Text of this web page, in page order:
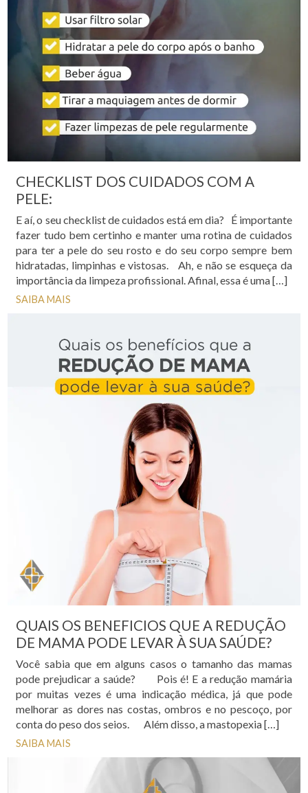
CHECKLIST DOS CUIDADOS COM A
PELE:
E aí, o seu checklist de cuidados está em dia? É importante
fazer tudo bem certinho e manter uma rotina de cuidados
para ter a pele do seu rosto e do seu corpo sempre bem
hidratadas, limpinhas e vistosas. Ah, e não se esqueça da
importância da limpeza profissional. Afinal, essa é uma […]
SAIBA MAIS
QUAIS OS BENEFICIOS QUE A REDUÇÃO
DE MAMA PODE LEVAR À SUA SAÚDE?
Você sabia que em alguns casos o tamanho das mamas
pode prejudicar a saúde? Pois é! E a redução mamária
por muitas vezes é uma indicação médica, já que pode
melhorar as dores nas costas, ombros e no pescoço, por
conta do peso dos seios. Além disso, a mastopexia […]
SAIBA MAIS